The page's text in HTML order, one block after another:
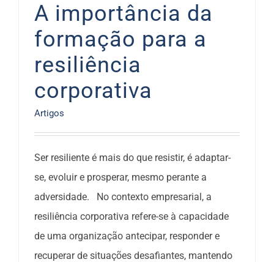
A importância da
formação para a
resiliência
corporativa
Artigos
Ser resiliente é mais do que resistir, é adaptar-
se, evoluir e prosperar, mesmo perante a
adversidade. No contexto empresarial, a
resiliência corporativa refere-se à capacidade
de uma organização antecipar, responder e
recuperar de situações desafiantes, mantendo